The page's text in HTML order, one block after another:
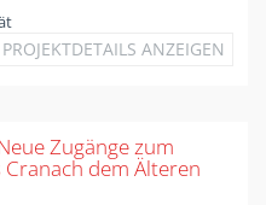
PROJEKTDETAILS ANZEIGEN
Zugänge zum
dem Älteren